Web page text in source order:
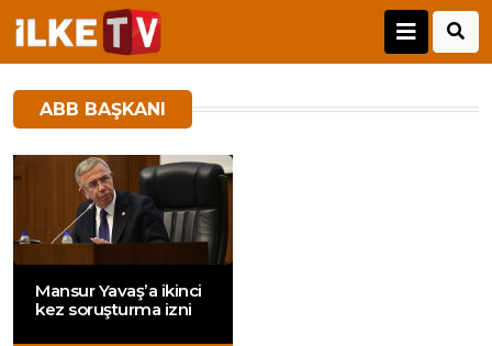
ABB BAŞKANI
Mansur Yavaş’a ikinci
kez soruşturma izni